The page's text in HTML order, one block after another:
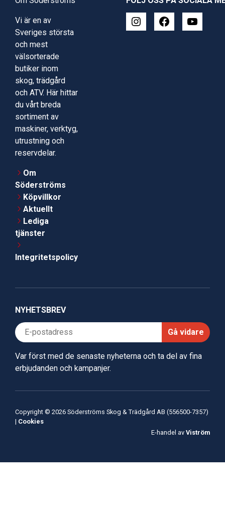
Vi är en av
Sveriges största
och mest
välsorterade
butiker inom
skog, trädgård
och ATV. Här hittar
du vårt breda
sortiment av
maskiner, verktyg,
utrustning och
reservdelar.
Om
Söderströms
Köpvillkor
Aktuellt
Lediga
tjänster
Integritetspolicy
NYHETSBREV
Gå vidare
Var först med de senaste nyheterna och ta del av fina
erbjudanden och kampanjer.
Copyright © 2026 Söderströms Skog & Trädgård AB (556500-7357)
| Cookies
E-handel av Viström